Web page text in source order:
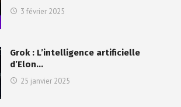
3 février 2025
Grok : L’intelligence artificielle
d’Elon…
25 janvier 2025